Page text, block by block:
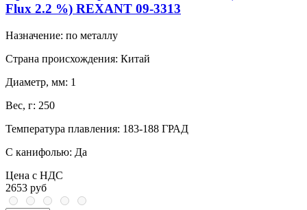
Flux 2.2 %) REXANT 09-3313
Назначение: по металлу
Страна происхождения: Китай
Диаметр, мм: 1
Вес, г: 250
Температура плавления: 183-188 ГРАД
С канифолью: Да
Цена с НДС
2653 руб